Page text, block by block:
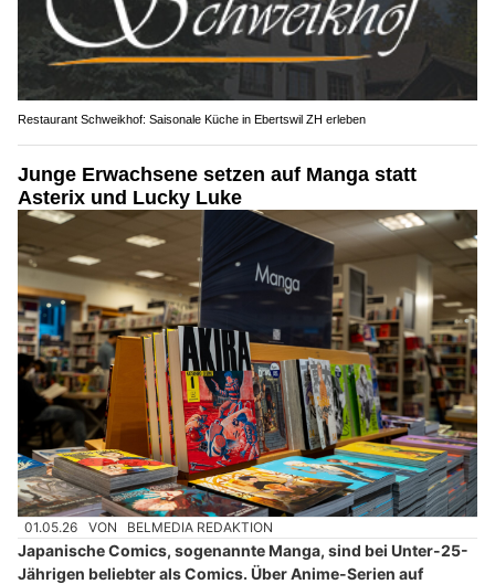
Restaurant Schweikhof: Saisonale Küche in Ebertswil ZH erleben
Junge Erwachsene setzen auf Manga statt
Asterix und Lucky Luke
01.05.26 VON BELMEDIA REDAKTION
Japanische Comics, sogenannte Manga, sind bei Unter-25-
Jährigen beliebter als Comics. Über Anime-Serien auf